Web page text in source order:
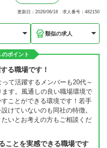
更新日：2026/06/18 求人番号：482150
類似の求人
ポイント
る職場です！
て活躍するメンバーも20代～
す。風通しの良い職場環境で
ことができる環境です！若手
けていないのも同社の特徴。
いとお考えの方もご相談くだ
ことを実感できる職場です